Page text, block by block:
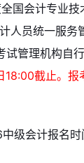
国会计专业
人员统一服务
管理机构自
截止。